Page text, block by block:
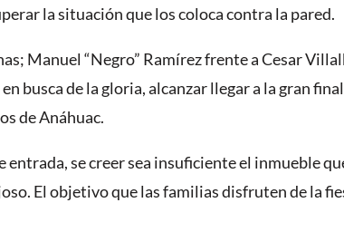
la situación que los coloca contra la pared.
Manuel “Negro” Ramírez frente a Cesar
busca de la gloria, alcanzar llegar a la gran
de Anáhuac.
entrada, se creer sea insuficiente el inmueble
El objetivo que las familias disfruten de la